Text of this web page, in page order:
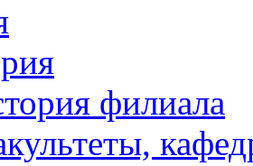
филиала